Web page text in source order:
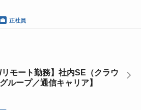
正社員
リモート勤務】社内SE（クラウ
ループ／通信キャリア】